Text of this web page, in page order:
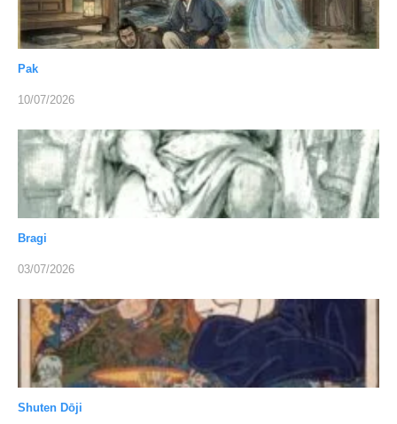
Pak
10/07/2026
Bragi
03/07/2026
Shuten Dōji